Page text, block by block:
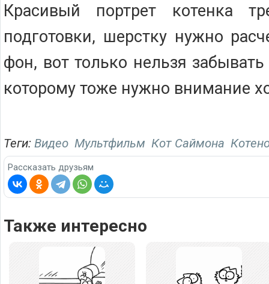
Красивый портрет котенка
подготовки, шерстку нужно
фон, вот только нельзя
которому тоже нужно внимание
Теги: Видео Мультфильм Кот Саймона
Рассказать друзьям
Также интересно